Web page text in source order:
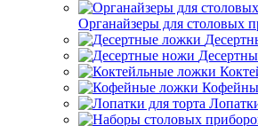
Органайзеры для столовых